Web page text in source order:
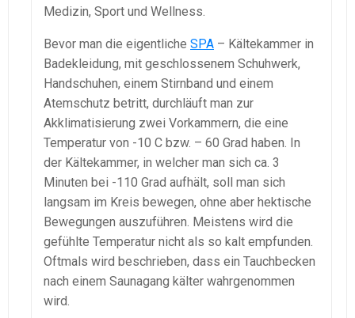
Medizin, Sport und Wellness.
Bevor man die eigentliche SPA – Kältekammer in
Badekleidung, mit geschlossenem Schuhwerk,
Handschuhen, einem Stirnband und einem
Atemschutz betritt, durchläuft man zur
Akklimatisierung zwei Vorkammern, die eine
Temperatur von -10 C bzw. – 60 Grad haben. In
der Kältekammer, in welcher man sich ca. 3
Minuten bei -110 Grad aufhält, soll man sich
langsam im Kreis bewegen, ohne aber hektische
Bewegungen auszuführen. Meistens wird die
gefühlte Temperatur nicht als so kalt empfunden.
Oftmals wird beschrieben, dass ein Tauchbecken
nach einem Saunagang kälter wahrgenommen
wird.